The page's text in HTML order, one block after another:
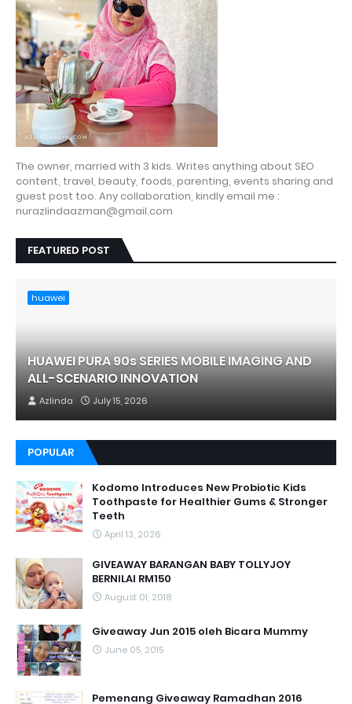
The owner, married with 3 kids. Writes anything about SEO
content, travel, beauty, foods, parenting, events sharing and
guest post too. Any collaboration, kindly email me :
nurazlindaazman@gmail.com
FEATURED POST
huawei
HUAWEI PURA 90s SERIES MOBILE IMAGING AND
ALL-SCENARIO INNOVATION
Azlinda July 15, 2026
POPULAR
Kodomo Introduces New Probiotic Kids
Toothpaste for Healthier Gums & Stronger
Teeth
April 13, 2026
GIVEAWAY BARANGAN BABY TOLLYJOY
BERNILAI RM150
August 01, 2018
Giveaway Jun 2015 oleh Bicara Mummy
June 05, 2015
Pemenang Giveaway Ramadhan 2016